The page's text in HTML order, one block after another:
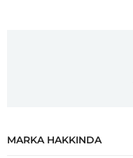
MARKA HAKKINDA